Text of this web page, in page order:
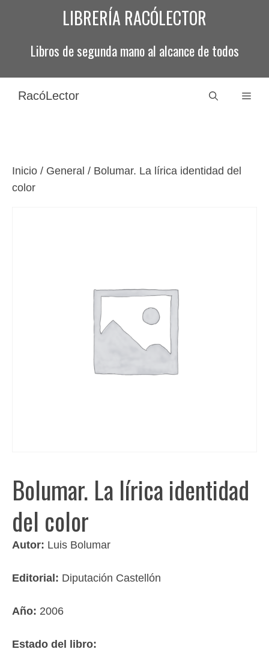
LIBRERÍA RACÓLECTOR
Libros de segunda mano al alcance de todos
RacóLector
Inicio / General / Bolumar. La lírica identidad del
color
Bolumar. La lírica identidad
del color
Autor: Luis Bolumar
Editorial: Diputación Castellón
Año: 2006
Estado del libro: